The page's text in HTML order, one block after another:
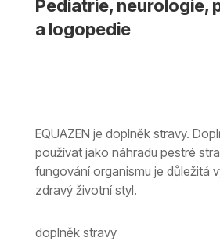
Pediatrie, neurologie,
a logopedie
EQUAZEN je doplněk stravy.
používat jako náhradu pestré
fungování organismu je důležitá
zdravý životní styl.
doplněk stravy